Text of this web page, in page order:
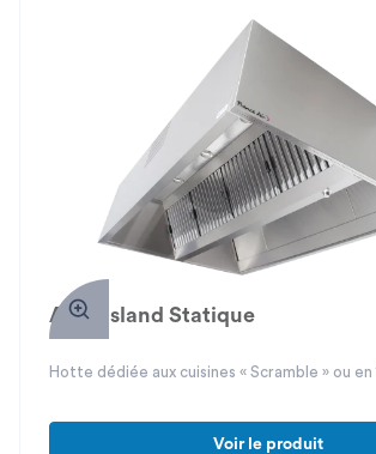
Atria Island Statique
Hotte dédiée aux cuisines « Scramble » ou
Voir le produit